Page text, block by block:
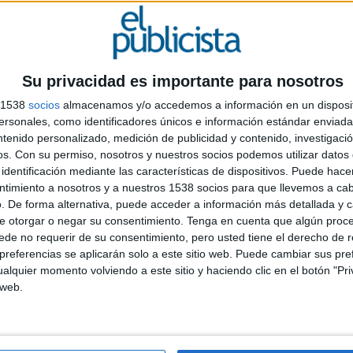
Su privacidad es importante para nosotros
socios almacenamos y/o accedemos a información en un
como identificadores únicos e información estándar
personalizado, medición de publicidad y contenido,
Con su permiso, nosotros y nuestros socios podemos utilizar datos
mediante las características de dispositivos. Puede
a nosotros y a nuestros 1538 socios para que llevemos a
De forma alternativa, puede acceder a información más detallada y
otorgar o negar su consentimiento. Tenga en cuenta que algún
no requerir de su consentimiento, pero usted tiene el derecho de
se aplicarán solo a este sitio web. Puede cambiar sus
momento volviendo a este sitio y haciendo clic en el botón
premium más vendidos a nivel mundial,
limitada e irrepetible para conmemorarlo,
La campaña que respaldaba esta novedad
y su caballo en la etiqueta, junto al lema
en el paso del tiempo necesario para elaborar
del caballo, que simboliza el carácter de la
desde Daf. La campaña también cuenta con
para redes sociales y una activación de marca
"con el objetivo de mantener a sus
en conmemoración a los 150 años de
costa mediterránea. Con una nueva etiqueta en su
pensar en la marca como algo que destila
suena al rascar la botella, los alambiques de la
construido en la misma fábrica donde se destila
los que hemos tenido una botella de Anís del
bellos e inolvidables recuerdos en “La
Para celebrar los 150 años, además del